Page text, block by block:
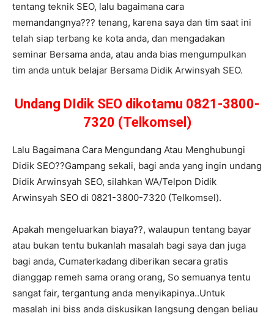
tentang teknik SEO, lalu bagaimana cara
memandangnya??? tenang, karena saya dan tim saat ini
telah siap terbang ke kota anda, dan mengadakan
seminar Bersama anda, atau anda bias mengumpulkan
tim anda untuk belajar Bersama Didik Arwinsyah SEO.
Undang DIdik SEO dikotamu 0821-3800-
7320 (Telkomsel)
Lalu Bagaimana Cara Mengundang Atau Menghubungi
Didik SEO??Gampang sekali, bagi anda yang ingin undang
Didik Arwinsyah SEO, silahkan WA/Telpon Didik
Arwinsyah SEO di 0821-3800-7320 (Telkomsel).
Apakah mengeluarkan biaya??, walaupun tentang bayar
atau bukan tentu bukanlah masalah bagi saya dan juga
bagi anda, Cumaterkadang diberikan secara gratis
dianggap remeh sama orang orang, So semuanya tentu
sangat fair, tergantung anda menyikapinya..Untuk
masalah ini biss anda diskusikan langsung dengan beliau